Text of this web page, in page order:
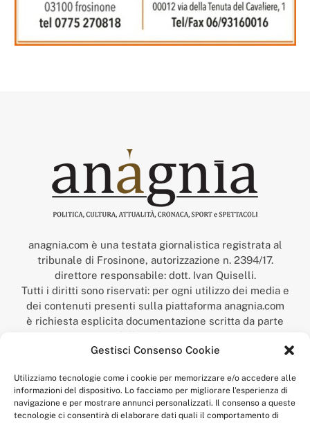
Gestisci Consenso Cookie
Utilizziamo tecnologie come i cookie per memorizzare e/o accedere alle
informazioni del dispositivo. Lo facciamo per migliorare l'esperienza di
navigazione e per mostrare annunci personalizzati. Il consenso a queste
tecnologie ci consentirà di elaborare dati quali il comportamento di
anagnia.com è una testata giornalistica registrata al
tribunale di Frosinone, autorizzazione n. 2394/17.
direttore responsabile: dott. Ivan Quiselli.
Tutti i diritti sono riservati: per ogni utilizzo dei media e
dei contenuti presenti sulla piattaforma anagnia.com
è richiesta esplicita documentazione scritta da parte
della redazione.
“Anagnia” è un marchio registrato presso l’Ufficio Italiano
Economico,
num. registrazione: 302017000014044 del 9 febbraio 2017.
Per contatti:redazione@anagnia.com